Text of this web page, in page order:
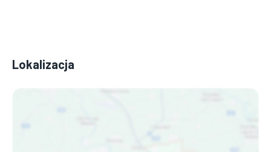
Lokalizacja